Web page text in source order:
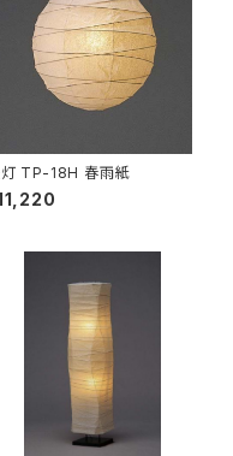
TP-18H 春雨紙